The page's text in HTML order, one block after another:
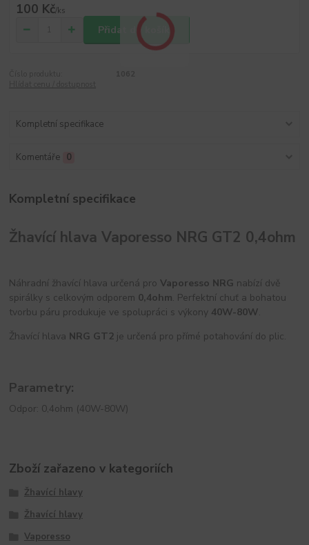
100 Kč/ks
Přidat do košíku
Kompletní specifikace
Komentáře 0
Kompletní specifikace
Žhavící hlava Vaporesso NRG GT2 0,4ohm
Náhradní žhavící hlava určená pro Vaporesso NRG nabízí dvě
spirálky s celkovým odporem 0,4ohm. Perfektní chuť a bohatou
tvorbu páru produkuje ve spolupráci s výkony 40W-80W.
Žhavící hlava NRG GT2 je určená pro přímé potahování do plic.
Parametry:
Odpor: 0,4ohm (40W-80W)
Zboží zařazeno v kategoriích
Žhavící hlavy
Žhavící hlavy
Vaporesso